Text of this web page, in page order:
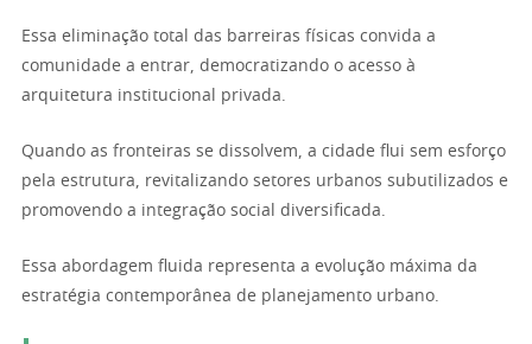
Essa eliminação total das barreiras físicas convida a
comunidade a entrar, democratizando o acesso à
arquitetura institucional privada.
Quando as fronteiras se dissolvem, a cidade flui sem esforço
pela estrutura, revitalizando setores urbanos subutilizados e
promovendo a integração social diversificada.
Essa abordagem fluida representa a evolução máxima da
estratégia contemporânea de planejamento urbano.